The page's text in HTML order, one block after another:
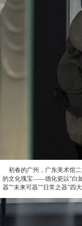
初春的广州，广东美术馆
的文化瑰宝——德化瓷以“白
器”“未来可器”“日常之器”四